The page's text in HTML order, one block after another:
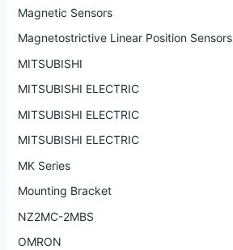
Magnetic Sensors
Magnetostrictive Linear Position Sensors
MITSUBISHI
MITSUBISHI ELECTRIC
MITSUBISHI ELECTRIC
MITSUBISHI ELECTRIC
MK Series
Mounting Bracket
NZ2MC-2MBS
OMRON